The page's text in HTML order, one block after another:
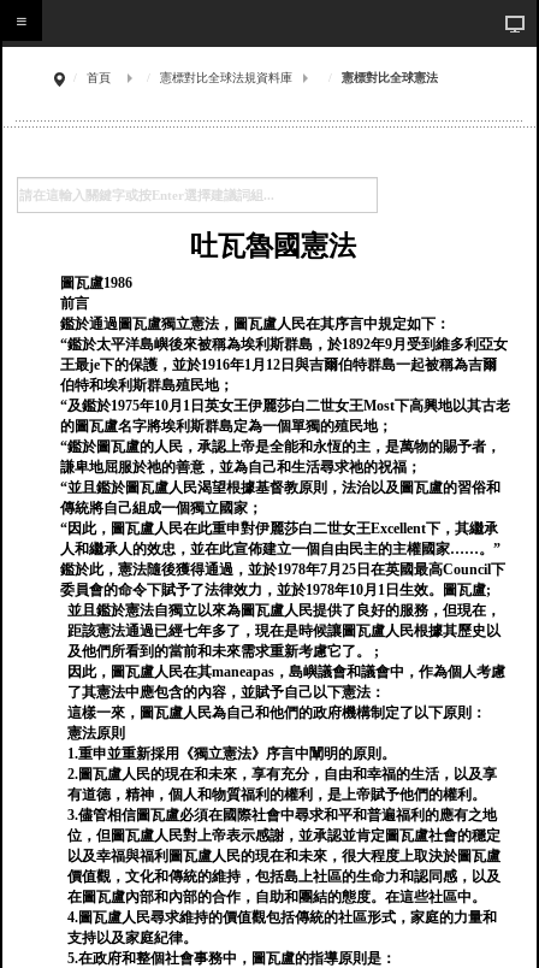
首頁 憲標對比全球法規資料庫 憲標對比全球憲法
吐瓦魯國憲法
圖瓦盧1986
前言
鑑於通過圖瓦盧獨立憲法，圖瓦盧人民在其序言中規定如下：
“鑑於太平洋島嶼後來被稱為埃利斯群島，於1892年9月受到維多利亞女
王最je下的保護，並於1916年1月12日與吉爾伯特群島一起被稱為吉爾
伯特和埃利斯群島殖民地；
“及鑑於1975年10月1日英女王伊麗莎白二世女王Most下高興地以其古老
的圖瓦盧名字將埃利斯群島定為一個單獨的殖民地；
“鑑於圖瓦盧的人民，承認上帝是全能和永恆的主，是萬物的賜予者，
謙卑地屈服於祂的善意，並為自己和生活尋求祂的祝福；
“並且鑑於圖瓦盧人民渴望根據基督教原則，法治以及圖瓦盧的習俗和
傳統將自己組成一個獨立國家；
“因此，圖瓦盧人民在此重申對伊麗莎白二世女王Excellent下，其繼承
人和繼承人的效忠，並在此宣佈建立一個自由民主的主權國家……。”
鑑於此，憲法隨後獲得通過，並於1978年7月25日在英國最高Council下
委員會的命令下賦予了法律效力，並於1978年10月1日生效。圖瓦盧;
並且鑑於憲法自獨立以來為圖瓦盧人民提供了良好的服務，但現在，
距該憲法通過已經七年多了，現在是時候讓圖瓦盧人民根據其歷史以
及他們所看到的當前和未來需求重新考慮它了。 ;
因此，圖瓦盧人民在其maneapas，島嶼議會和議會中，作為個人考慮
了其憲法中應包含的內容，並賦予自己以下憲法：
這樣一來，圖瓦盧人民為自己和他們的政府機構制定了以下原則：
憲法原則
1.重申並重新採用《獨立憲法》序言中闡明的原則。
2.圖瓦盧人民的現在和未來，享有充分，自由和幸福的生活，以及享
有道德，精神，個人和物質福利的權利，是上帝賦予他們的權利。
3.儘管相信圖瓦盧必須在國際社會中尋求和平和普遍福利的應有之地
位，但圖瓦盧人民對上帝表示感謝，並承認並肯定圖瓦盧社會的穩定
以及幸福與福利圖瓦盧人民的現在和未來，很大程度上取決於圖瓦盧
價值觀，文化和傳統的維持，包括島上社區的生命力和認同感，以及
在圖瓦盧內部和內部的合作，自助和團結的態度。在這些社區中。
4.圖瓦盧人民尋求維持的價值觀包括傳統的社區形式，家庭的力量和
支持以及家庭紀律。
5.在政府和整個社會事務中，圖瓦盧的指導原則是：